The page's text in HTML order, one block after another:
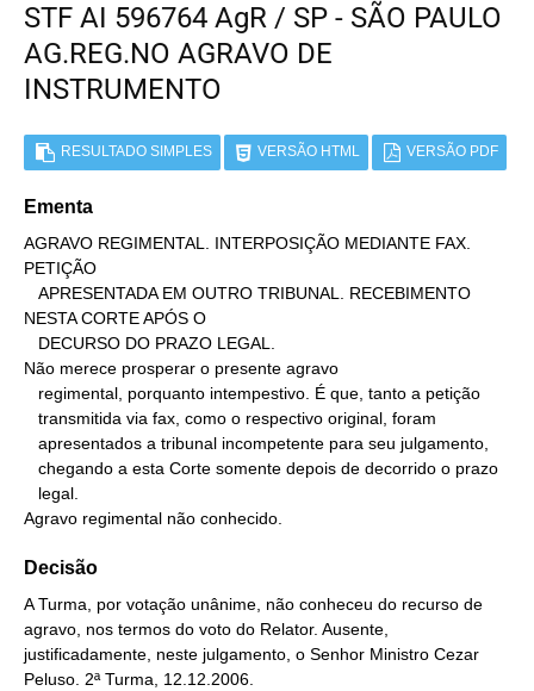
STF AI 596764 AgR / SP - SÃO PAULO
AG.REG.NO AGRAVO DE
INSTRUMENTO
RESULTADO SIMPLES VERSÃO HTML VERSÃO PDF
Ementa
AGRAVO REGIMENTAL. INTERPOSIÇÃO MEDIANTE FAX.
PETIÇÃO
NESTA CORTE APÓS O
Não merece prosperar o presente agravo
Agravo regimental não conhecido.
Decisão
A Turma, por votação unânime, não conheceu do recurso de
agravo, nos termos do voto do Relator. Ausente,
justificadamente, neste julgamento, o Senhor Ministro Cezar
Peluso. 2ª Turma, 12.12.2006.